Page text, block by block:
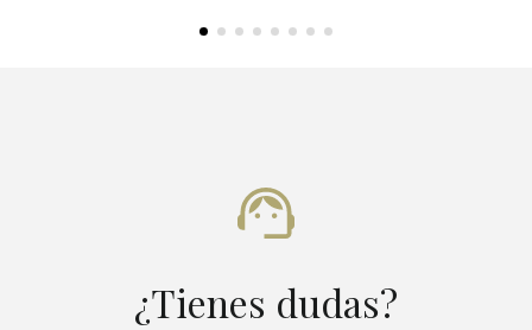
¿Tienes dudas?